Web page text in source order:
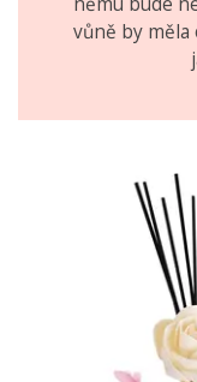
vůně by měla